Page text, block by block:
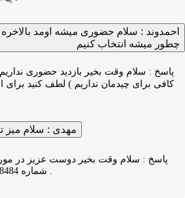
احمدوند : سلام حضوری میشه اومد بالاخره
چطور میشه انتخاب کنیم
پاسخ : سلام وقت بخیر بازدید حضوری
کافی برای چیدمان نداریم ) لطف کنید برای
مهدی : سلام میز
پاسخ : سلام وقت بخیر دوست عزیز در مورد
شماره 09302308484 ( واتس اپ ) پیام بدید .